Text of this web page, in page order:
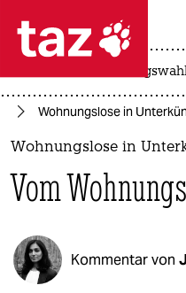
 taz
taz zahl
themen
politik
öko
gesellschaft
Wohnungslose in
Wohnungslose in
Vom
Kommentar von